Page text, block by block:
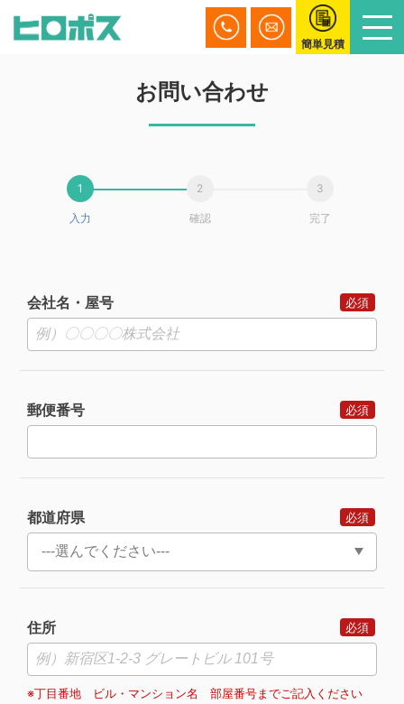
簡単見積
お問い合わせ
入力 確認 完了
会社名・屋号
郵便番号
都道府県
住所
※丁目番地 ビル・マンション名 部屋番号までご記入ください